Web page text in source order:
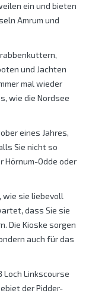
ein und bieten
Amrum und
und Jachten
mal wieder
wie die Nordsee
eines Jahres,
Sie nicht so
Hörnum-Odde oder
wie sie liebevoll
dass Sie sie
Die Kioske sorgen
auch für das
Loch Linkscourse
der Pidder-